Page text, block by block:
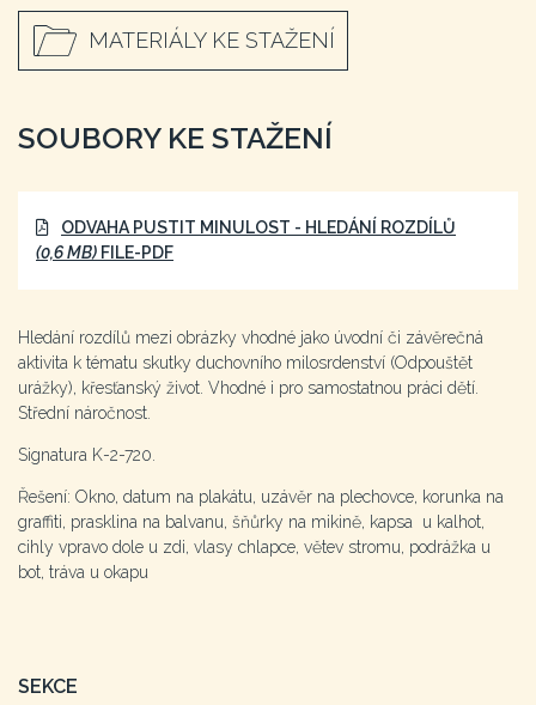
MATERIÁLY KE STAŽENÍ
SOUBORY KE STAŽENÍ
ODVAHA PUSTIT MINULOST - HLEDÁNÍ ROZDÍLŮ
(0,6 MB) FILE-PDF
Hledání rozdílů mezi obrázky vhodné jako úvodní či závěrečná
aktivita k tématu skutky duchovního milosrdenství (Odpouštět
urážky), křesťanský život. Vhodné i pro samostatnou práci dětí.
Střední náročnost.
Signatura K-2-720.
Řešení: Okno, datum na plakátu, uzávěr na plechovce, korunka na
graffiti, prasklina na balvanu, šňůrky na mikině, kapsa u kalhot,
cihly vpravo dole u zdi, vlasy chlapce, větev stromu, podrážka u
bot, tráva u okapu
SEKCE